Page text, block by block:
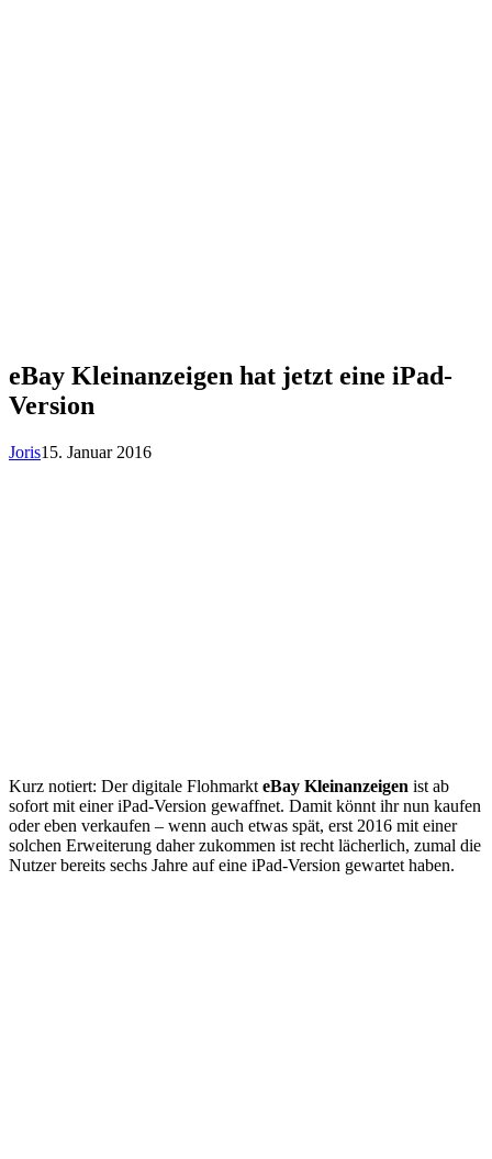
eBay Kleinanzeigen hat jetzt eine iPad-
Version
Joris15. Januar 2016
Kurz notiert: Der digitale Flohmarkt eBay Kleinanzeigen ist ab
sofort mit einer iPad-Version gewaffnet. Damit könnt ihr nun kaufen
oder eben verkaufen – wenn auch etwas spät, erst 2016 mit einer
solchen Erweiterung daher zukommen ist recht lächerlich, zumal die
Nutzer bereits sechs Jahre auf eine iPad-Version gewartet haben.